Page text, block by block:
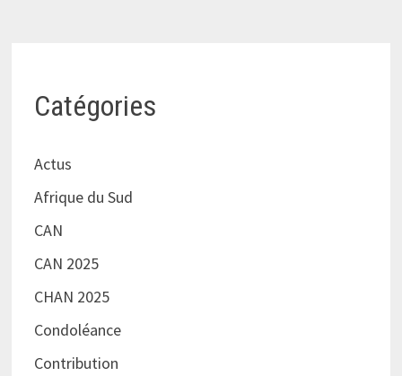
Catégories
Actus
Afrique du Sud
CAN
CAN 2025
CHAN 2025
Condoléance
Contribution